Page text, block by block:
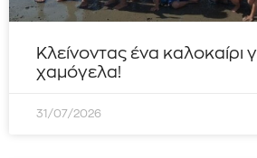
Κλείνοντας ένα καλοκαίρι
χαμόγελα!
31/07/2026